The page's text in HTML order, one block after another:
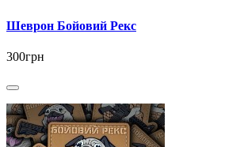
Шеврон Бойовий Рекс
300грн